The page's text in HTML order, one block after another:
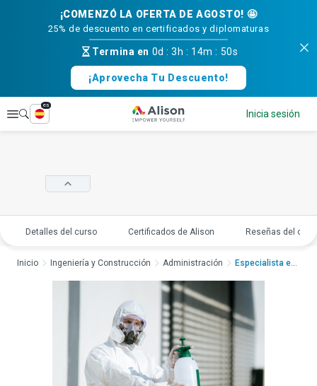
¡COMENZÓ LA OFERTA DE AGOSTO! 🤩
25% de descuento en certificados y diplomaturas
Termina en 0d :3h : 14m : 49s
¡Aprovecha Tu Descuento!
Explorar
es
Inicia sesión
Detalles del curso Certificados de Alison Reseñas del
Inicio Ingeniería y Construcción Administración Especialista en Segu...